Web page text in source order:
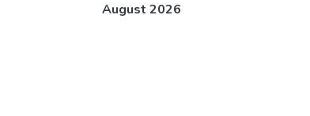
August 2026